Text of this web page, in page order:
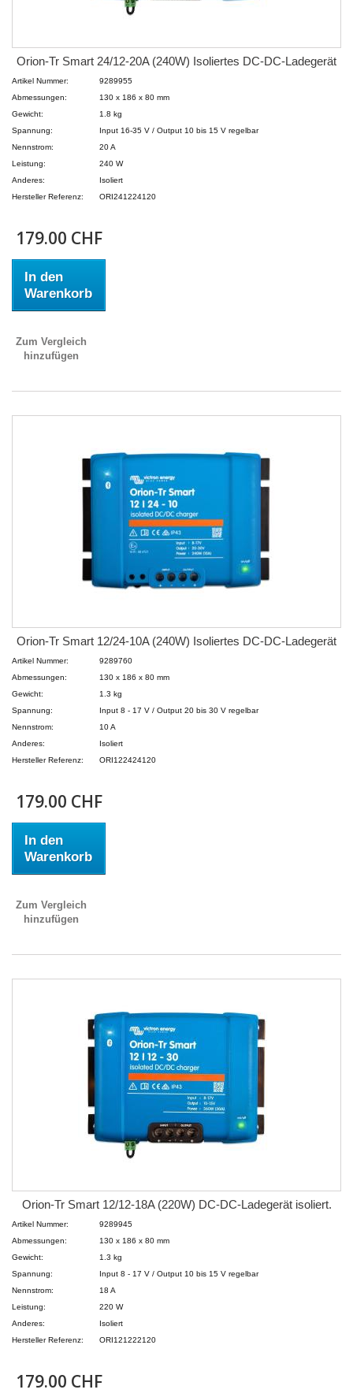
Orion-Tr Smart 24/12-20A (240W) Isoliertes DC-DC-Ladegerät
Artikel Nummer:
9289955
Abmessungen:
130 x 186 x 80 mm
Gewicht:
1.8 kg
Spannung:
Input 16-35 V / Output 10 bis 15 V regelbar
Nennstrom:
20 A
Leistung:
240 W
Anderes:
Isoliert
Hersteller Referenz:
ORI241224120
179.00 CHF
In den
Warenkorb
Zum Vergleich
hinzufügen
Orion-Tr Smart 12/24-10A (240W) Isoliertes DC-DC-Ladegerät
Artikel Nummer:
9289760
Abmessungen:
130 x 186 x 80 mm
Gewicht:
1.3 kg
Spannung:
Input 8 - 17 V / Output 20 bis 30 V regelbar
Nennstrom:
10 A
Anderes:
Isoliert
Hersteller Referenz:
ORI122424120
179.00 CHF
In den
Warenkorb
Zum Vergleich
hinzufügen
Orion-Tr Smart 12/12-18A (220W) DC-DC-Ladegerät isoliert.
Artikel Nummer:
9289945
Abmessungen:
130 x 186 x 80 mm
Gewicht:
1.3 kg
Spannung:
Input 8 - 17 V / Output 10 bis 15 V regelbar
Nennstrom:
18 A
Leistung:
220 W
Anderes:
Isoliert
Hersteller Referenz:
ORI121222120
179.00 CHF